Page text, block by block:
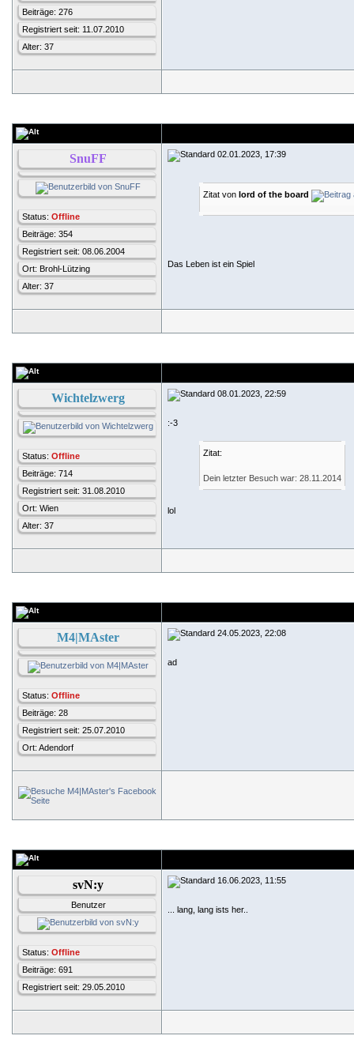
Beiträge: 276
Registriert seit: 11.07.2010
Alter: 37
SnuFF
Status: Offline
Beiträge: 354
Registriert seit: 08.06.2004
Ort: Brohl-Lützing
Alter: 37
02.01.2023, 17:39
Zitat von lord of the board
Das Leben ist ein Spiel
Wichtelzwerg
Status: Offline
Beiträge: 714
Registriert seit: 31.08.2010
Ort: Wien
Alter: 37
08.01.2023, 22:59
:-3
Zitat:
Dein letzter Besuch war: 28.11.2014
lol
M4|MAster
Status: Offline
Beiträge: 28
Registriert seit: 25.07.2010
Ort: Adendorf
24.05.2023, 22:08
ad
svN:y
Benutzer
Status: Offline
Beiträge: 691
Registriert seit: 29.05.2010
16.06.2023, 11:55
... lang, lang ists her..